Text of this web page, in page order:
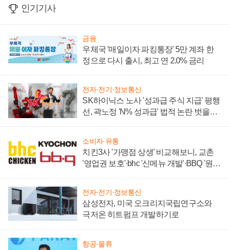
인기기사
금융
우체국 '매일이자 파킹통장' 5만 계좌 한
정으로 다시 출시, 최고 연 2.0% 금리
전자·전기·정보통신
SK하이닉스 노사 '성과급 주식 지급' 평행
선, 곽노정 'N% 성과급' 법적 논란 벗을지
소비자·유통
치킨3사 '가맹점 상생' 비교해보니, 교촌
'영업권 보호'·bhc '신메뉴 개발'·BBQ '원가
전자·전기·정보통신
삼성전자, 미국 오크리지국립연구소와
극저온 히트펌프 개발하기로
항공·물류